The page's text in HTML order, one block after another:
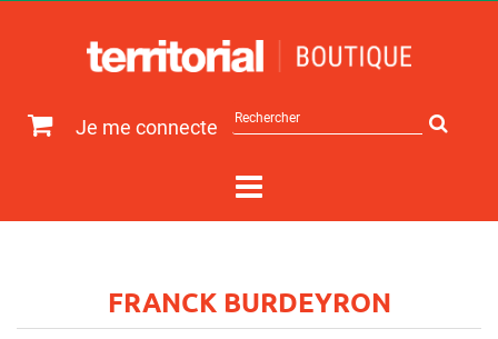
Je me connecte
sur
FRANCK BURDEYRON